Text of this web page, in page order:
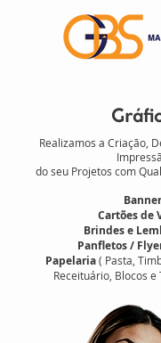
Realizamos a Criação,
do seu Projetos com
Banner
Cartões de
Brindes e
Panfletos /
Papelaria( Pasta,
Receituário, Blocos e